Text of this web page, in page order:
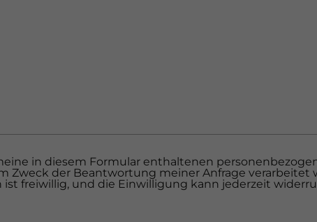
in diesem Formular enthaltenen
Zweck der Beantwortung meiner Anfrage verarbeitet
ist freiwillig, und die Einwilligung kann jederzeit